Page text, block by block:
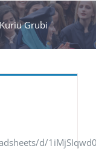
Grubi
d/